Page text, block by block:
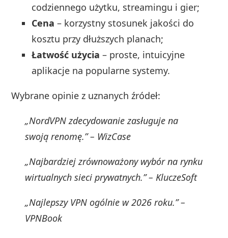
codziennego użytku, streamingu i gier;
Cena – korzystny stosunek jakości do
kosztu przy dłuższych planach;
Łatwość użycia – proste, intuicyjne
aplikacje na popularne systemy.
Wybrane opinie z uznanych źródeł:
„NordVPN zdecydowanie zasługuje na
swoją renomę.” – WizCase
„Najbardziej zrównoważony wybór na rynku
wirtualnych sieci prywatnych.” – KluczeSoft
„Najlepszy VPN ogólnie w 2026 roku.” –
VPNBook